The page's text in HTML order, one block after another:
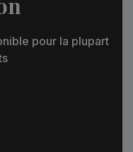
pour la plupart